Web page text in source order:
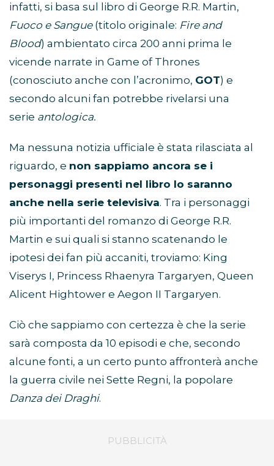
infatti, si basa sul libro di George R.R. Martin,
Fuoco e Sangue(titolo originale: Fire and
Blood) ambientato circa 200 anni prima le
vicende narrate in Game of Thrones
(conosciuto anche con l’acronimo, GOT) e
secondo alcuni fan potrebbe rivelarsi una
serie antologica.
Ma nessuna notizia ufficiale è stata rilasciata al
riguardo, e non sappiamo ancora se i
personaggi presenti nel libro lo saranno
anche nella serie televisiva. Tra i personaggi
più importanti del romanzo di George R.R.
Martin e sui quali si stanno scatenando le
ipotesi dei fan più accaniti, troviamo: King
Viserys I, Princess Rhaenyra Targaryen, Queen
Alicent Hightower e Aegon II Targaryen.
Ciò che sappiamo con certezza è che la serie
sarà composta da 10 episodi e che, secondo
alcune fonti, a un certo punto affronterà anche
la guerra civile nei Sette Regni, la popolare
Danza dei Draghi.